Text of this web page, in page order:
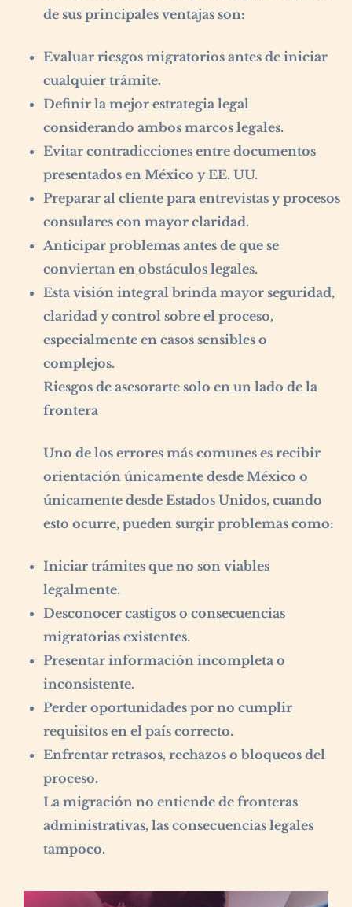
de sus principales ventajas son:
Evaluar riesgos migratorios antes de iniciar
cualquier trámite.
Definir la mejor estrategia legal
considerando ambos marcos legales.
Evitar contradicciones entre documentos
presentados en México y EE. UU.
Preparar al cliente para entrevistas y procesos
consulares con mayor claridad.
Anticipar problemas antes de que se
conviertan en obstáculos legales.
Esta visión integral brinda mayor seguridad,
claridad y control sobre el proceso,
especialmente en casos sensibles o
complejos.
Riesgos de asesorarte solo en un lado de la
frontera
Uno de los errores más comunes es recibir
orientación únicamente desde México o
únicamente desde Estados Unidos, cuando
esto ocurre, pueden surgir problemas como:
Iniciar trámites que no son viables
legalmente.
Desconocer castigos o consecuencias
migratorias existentes.
Presentar información incompleta o
inconsistente.
Perder oportunidades por no cumplir
requisitos en el país correcto.
Enfrentar retrasos, rechazos o bloqueos del
proceso.
La migración no entiende de fronteras
administrativas, las consecuencias legales
tampoco.